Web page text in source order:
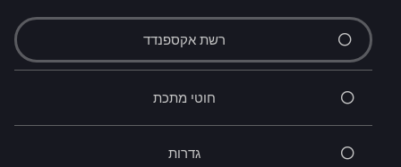
רשת אקספנדד
חוטי מתכת
גדרות